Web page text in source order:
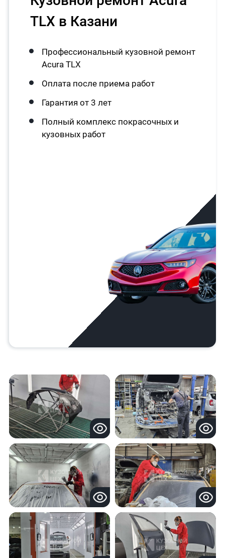
TLX в Казани
Профессиональный кузовной ремонт
Acura TLX
Оплата после приема работ
Гарантия от 3 лет
Полный комплекс покрасочных и
кузовных работ